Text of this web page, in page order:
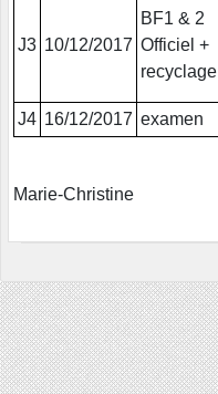
J3 10/12/2017
BF1 & 2
Officiel +
recyclage
J4 16/12/2017 examen
Marie-Christine